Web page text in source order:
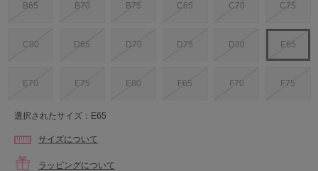
B65 B70 B75 C65 C70 C75
C80 D65 D70 D75 D80 E65
E70 E75 E80 F65 F70 F75
選択されたサイズ：E65
サイズについて
ラッピングについて